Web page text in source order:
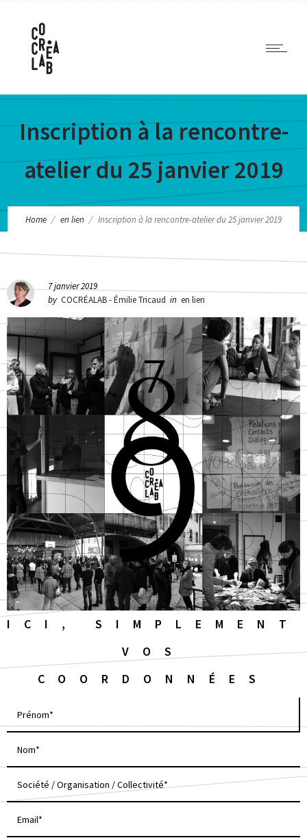
Inscription à la rencontre-
atelier du 25 janvier 2019
Home en lien Inscription à la rencontre-atelier du 25 janvier 2019
7 janvier 2019
by COCRÉALAB - Émilie Tricaud in en lien
ICI, SIMPLEMENT
VOS
COORDONNÉES